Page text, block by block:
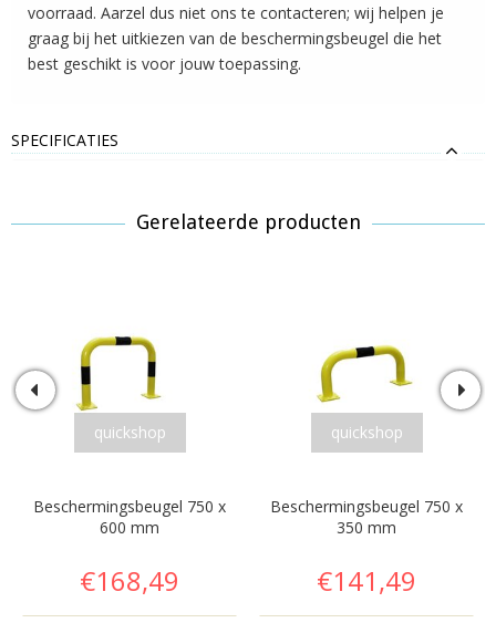
voorraad. Aarzel dus niet ons te contacteren; wij helpen je
graag bij het uitkiezen van de beschermingsbeugel die het
best geschikt is voor jouw toepassing.
SPECIFICATIES
Gerelateerde producten
quickshop
Beschermingsbeugel 750 x
600 mm
€168,49
quickshop
Beschermingsbeugel 750 x
350 mm
€141,49